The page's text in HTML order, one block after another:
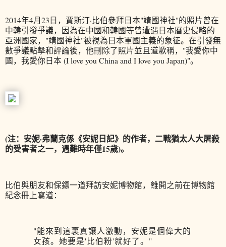
2014年4月23日，賈斯汀·比伯參拜日本"靖國神社"的照片曾在
中韓引發爭議，因為在中國和韓國等曾遭遇日本曆史侵略的
亞洲國家，"靖國神社"被視為日本軍國主義的象征。在引發無
數爭議點擊和評論後，他刪除了照片並且道歉稱，"我愛你中
國，我愛你日本 (I love you China and I love you Japan)"。
(注：安妮·弗蘭克係《安妮日記》的作者，二戰猶太人大屠殺
的受害者之一，遇難時年僅15歲)。
比伯與朋友和保鏢一道拜訪安妮博物館，離開之前在博物館
紀念冊上寫道：
"能來到這裏真讓人激動，安妮是個偉大的
女孩。她要是'比伯粉'就好了。"